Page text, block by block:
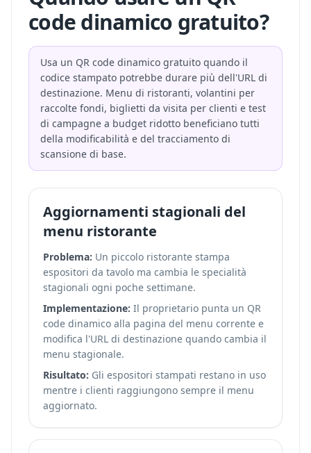
code dinamico gratuito?
Usa un QR code dinamico gratuito quando il
codice stampato potrebbe durare più dell'URL di
destinazione. Menu di ristoranti, volantini per
raccolte fondi, biglietti da visita per clienti e test
di campagne a budget ridotto beneficiano tutti
della modificabilità e del tracciamento di
scansione di base.
Aggiornamenti stagionali del
menu ristorante
Problema: Un piccolo ristorante stampa
espositori da tavolo ma cambia le specialità
stagionali ogni poche settimane.
Implementazione: Il proprietario punta un QR
code dinamico alla pagina del menu corrente e
modifica l'URL di destinazione quando cambia il
menu stagionale.
Risultato: Gli espositori stampati restano in uso
mentre i clienti raggiungono sempre il menu
aggiornato.